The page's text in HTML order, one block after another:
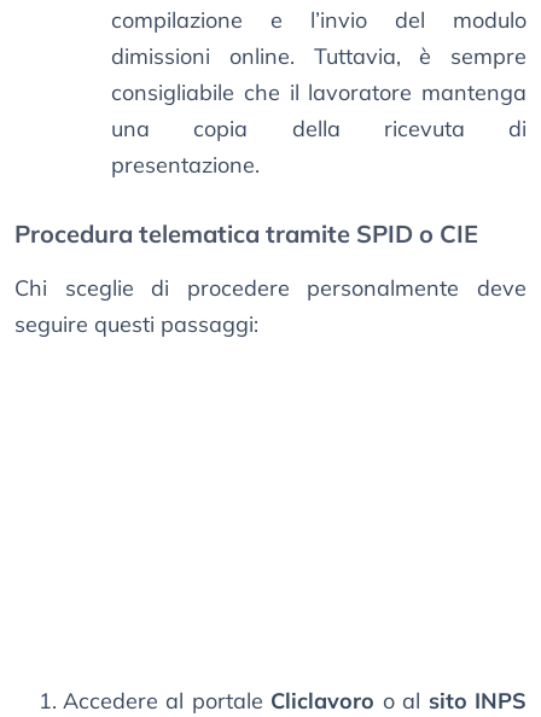
compilazione e l’invio del modulo
dimissioni online. Tuttavia, è sempre
consigliabile che il lavoratore mantenga
una copia della ricevuta di
presentazione.
Procedura telematica tramite SPID o CIE
Chi sceglie di procedere personalmente deve
seguire questi passaggi:
Accedere al portale Cliclavoro o al sito INPS